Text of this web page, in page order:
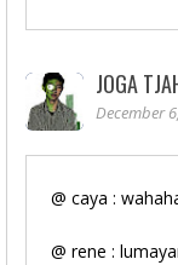
JOGA
December
@ caya :
@ rene :